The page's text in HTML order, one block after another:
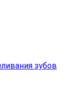
зубов